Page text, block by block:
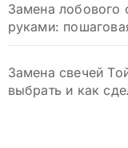
Замена лобового
руками:
Замена свечей
выбрать и как